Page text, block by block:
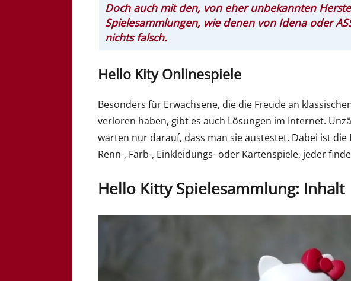
Doch auch mit den, von eher unbekannten
Spielesammlungen, wie denen von Idena oder
nichts falsch.
Hello Kity Onlinespiele
Besonders für Erwachsene, die die Freude an
verloren haben, gibt es auch Lösungen im Internet.
warten nur darauf, dass man sie austestet. Dabei ist
Renn-, Farb-, Einkleidungs- oder Kartenspiele, jeder
Hello Kitty Spielesammlung: Inhalt